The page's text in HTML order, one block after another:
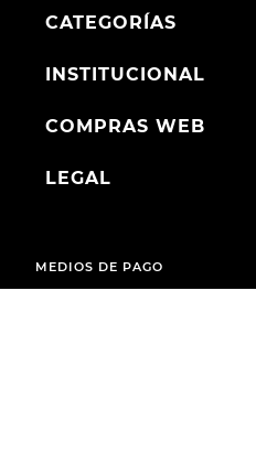
CATEGORÍAS
INSTITUCIONAL
COMPRAS WEB
LEGAL
MEDIOS DE PAGO